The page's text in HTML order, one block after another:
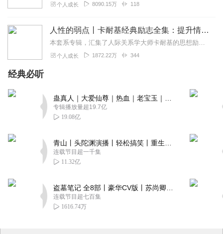
个人成长 8090.15万 118
人性的弱点丨卡耐基经典励志全集：提升情商和沟通技巧
本套系专辑，汇集了人际关系学大师卡耐基的思想励志精华，收录《人性的弱点》《人性的优点》《语言的突破》《美好的人生》《快乐的人生》等所有经典！是卡耐基的经典合辑，...
个人成长 1872.22万 344
经典必听
专辑播放量超19.7亿
19.08亿
连载节目超一千集
11.32亿
连载节目超七百集
1616.74万